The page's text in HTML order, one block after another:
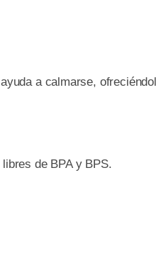
a calmarse,
de BPA y BPS.